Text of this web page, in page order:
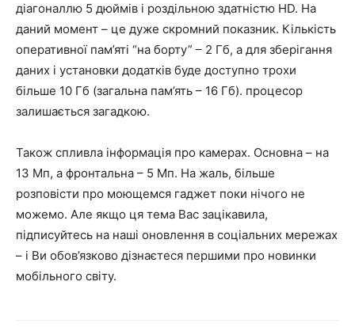
діагоналлю 5 дюймів і роздільною здатністю HD. На
даний момент – це дуже скромний показник. Кількість
оперативної пам’яті “на борту” – 2 Гб, а для зберігання
даних і установки додатків буде доступно трохи
більше 10 Гб (загальна пам’ять – 16 Гб). процесор
залишається загадкою.
Також спливла інформація про камерах. Основна – на
13 Мп, а фронтальна – 5 Мп. На жаль, більше
розповісти про моющемся гаджет поки нічого не
можемо. Але якщо ця тема Вас зацікавила,
підписуйтесь на наші оновлення в соціальних мережах
– і Ви обов’язково дізнаєтеся першими про новинки
мобільного світу.